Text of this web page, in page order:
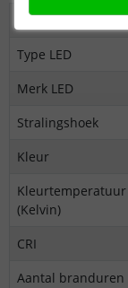
Aantal LED's p/m
Type LED
Merk LED
Stralingshoek
Kleur
Kleurtemperatuur
(Kelvin)
CRI
Aantal branduren